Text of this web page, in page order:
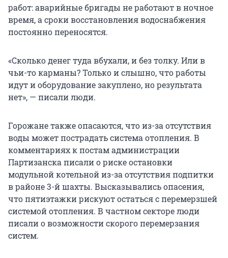
работ: аварийные бригады не работают в ночное
время, а сроки восстановления водоснабжения
постоянно переносятся.
«Сколько денег туда вбухали, и без толку. Или в
чьи-то карманы? Только и слышно, что работы
идут и оборудование закуплено, но результата
нет», — писали люди.
Горожане также опасаются, что из-за отсутствия
воды может пострадать система отопления. В
комментариях к постам администрации
Партизанска писали о риске остановки
модульной котельной из-за отсутствия подпитки
в районе 3-й шахты. Высказывались опасения,
что пятиэтажки рискуют остаться с перемерзшей
системой отопления. В частном секторе люди
писали о возможности скорого перемерзания
систем.